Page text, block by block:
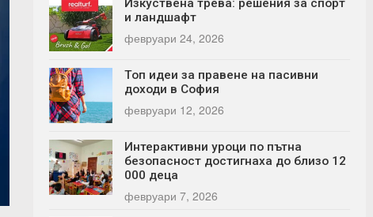
Изкуствена трева: решения за спорт
и ландшафт
февруари 24, 2026
Топ идеи за правене на пасивни
доходи в София
февруари 12, 2026
Интерактивни уроци по пътна
безопасност достигнаха до близо 12
000 деца
февруари 7, 2026